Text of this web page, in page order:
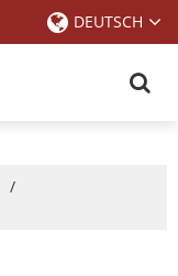
DEUTSCH
/